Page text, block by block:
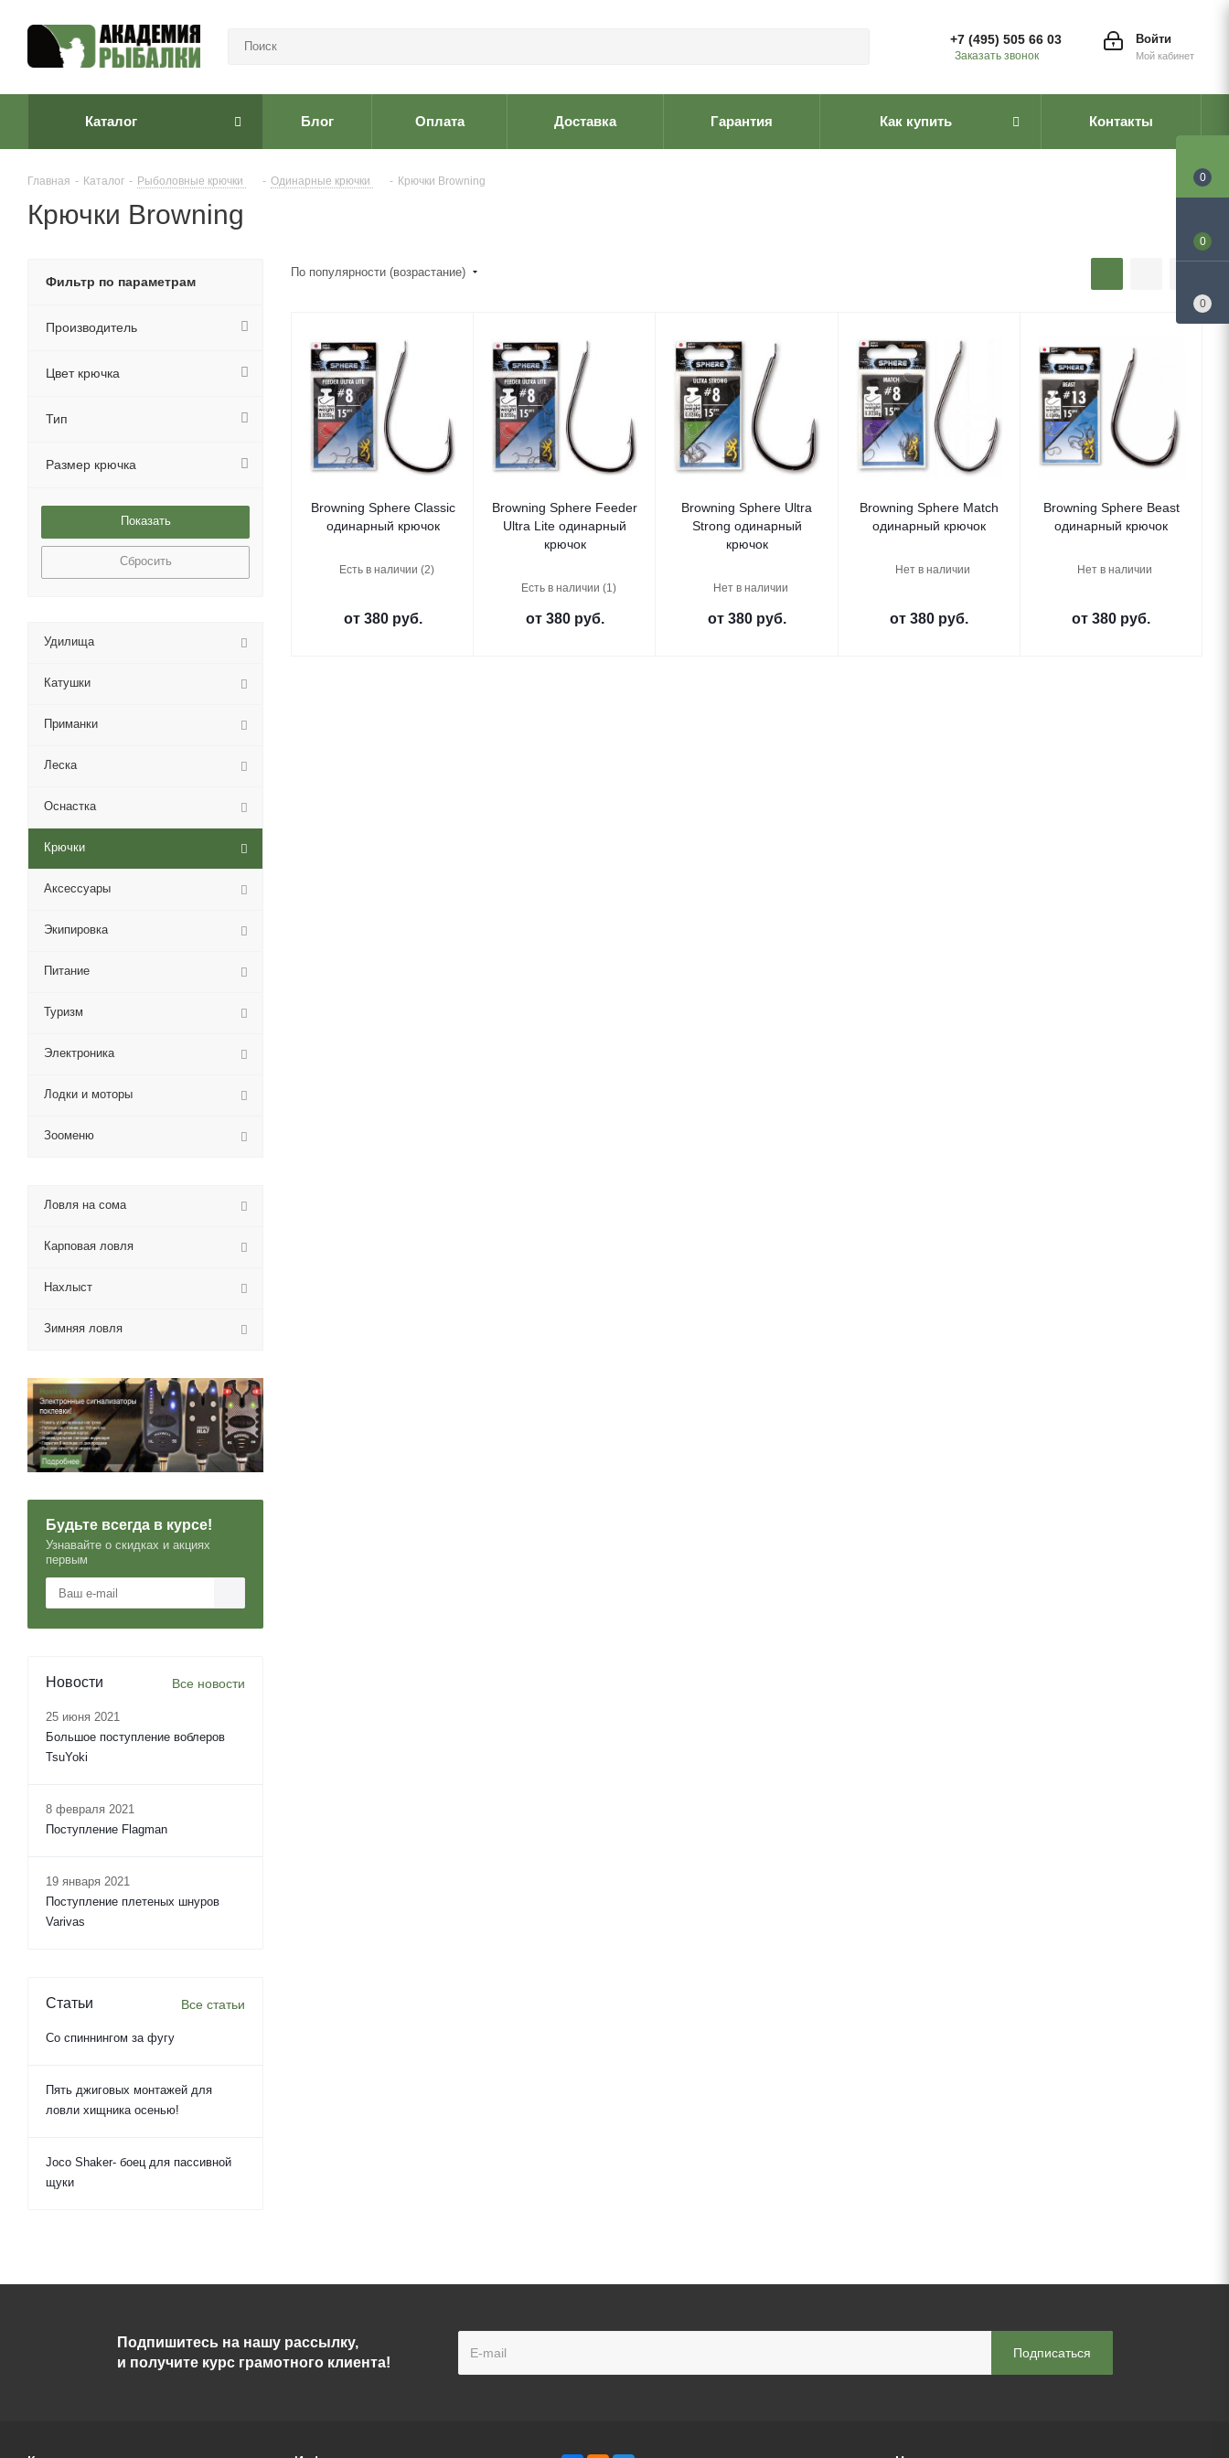
Войти
Мой кабинет
+7 (495) 505 66 03
Заказать звонок
Каталог Блог Оплата Доставка Гарантия Как купить Контакты
Главная - Каталог - Рыболовные крючки - Одинарные крючки - Крючки Browning
Крючки Browning
По популярности (возрастание)
Browning Sphere Classic
одинарный крючок
Есть в наличии (2)
от 380 руб.
Browning Sphere Feeder
Ultra Lite одинарный
крючок
Есть в наличии (1)
от 380 руб.
Browning Sphere Ultra
Strong одинарный
крючок
Нет в наличии
от 380 руб.
Browning Sphere Match
одинарный крючок
Нет в наличии
от380 руб.
Browning Sphere Beast
одинарный крючок
Нет в наличии
от380 руб.
Фильтр по параметрам
Производитель
Цвет крючка
Тип
Размер крючка
Сбросить
Удилища
Катушки
Приманки
Леска
Оснастка
Крючки
Аксессуары
Экипировка
Питание
Туризм
Электроника
Лодки и моторы
Зооменю
Ловля на сома
Карповая ловля
Нахлыст
Зимняя ловля
Будьте всегда в курсе!
Узнавайте о скидках и акциях
первым
Новости Все новости
25 июня 2021
Большое поступление воблеров
TsuYoki
8 февраля 2021
Поступление Flagman
19 января 2021
Поступление плетеных шнуров
Varivas
Статьи Все статьи
Со спиннингом за фугу
Пять джиговых монтажей для
ловли хищника осенью!
Joco Shaker- боец для пассивной
щуки
Подпишитесь на нашу рассылку,
и получите курс грамотного клиента!
0
0
0